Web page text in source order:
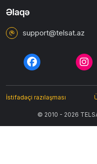
Əlaqə
support@telsat.az
© 2010 - 2026
İstifadəçi razılaşması